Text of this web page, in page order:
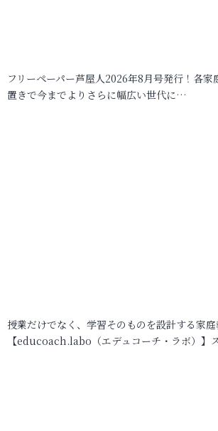
フリーペーパー芦屋人2026年8月号発行！各
置きで今までよりさらに幅広い世代に…
授業だけでなく、学習そのものを設計する家
【educoach.labo（エデュコーチ・ラボ）】